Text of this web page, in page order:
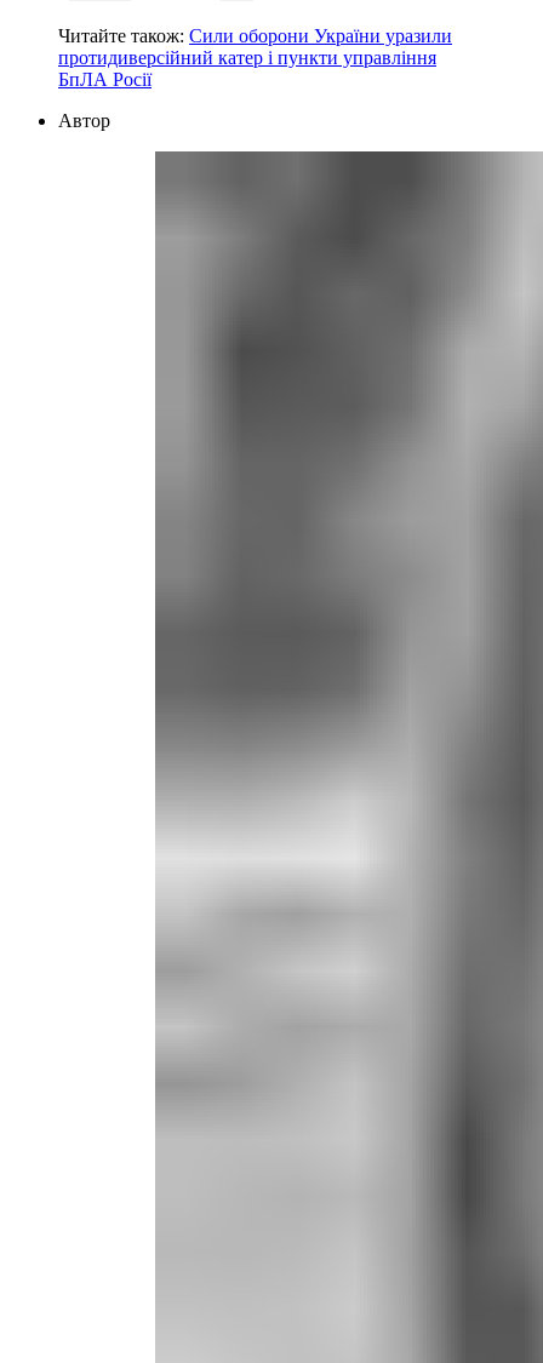
Читайте також: Сили оборони України уразили
протидиверсійний катер і пункти управління
БпЛА Росії
Автор